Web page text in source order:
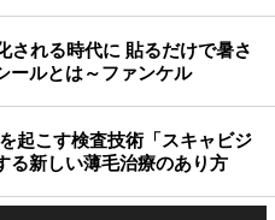
される時代に 貼るだけで暑さ
ールとは～ファンケル
起こす検査技術「スキャビジ
る新しい薄毛治療のあり方